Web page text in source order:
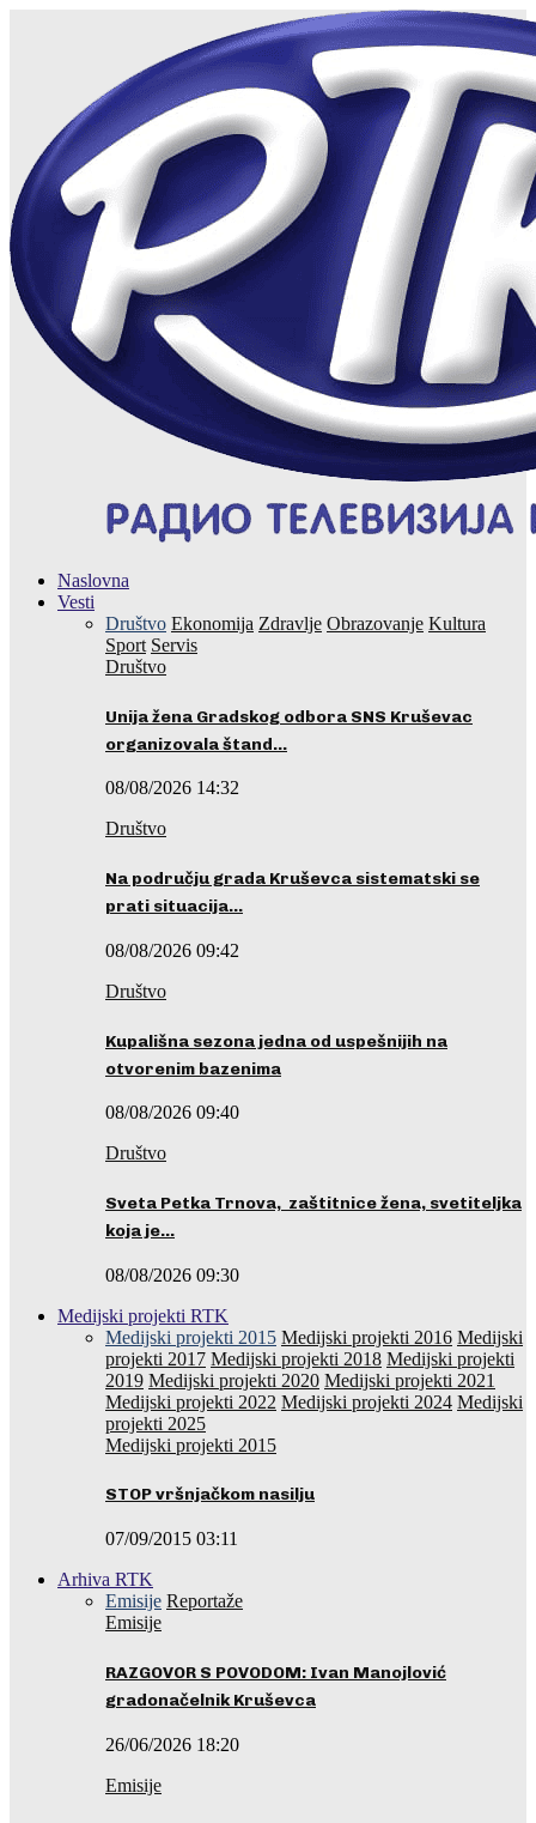
Naslovna
Vesti
Društvo Ekonomija Zdravlje Obrazovanje Kultura
Sport Servis
Društvo
Unija žena Gradskog odbora SNS Kruševac
organizovala štand…
08/08/2026 14:32
Društvo
Na području grada Kruševca sistematski se
prati situacija…
08/08/2026 09:42
Društvo
Kupališna sezona jedna od uspešnijih na
otvorenim bazenima
08/08/2026 09:40
Društvo
Sveta Petka Trnova, zaštitnice žena, svetiteljka
koja je…
08/08/2026 09:30
Medijski projekti RTK
Medijski projekti 2015 Medijski projekti 2016 Medijski
projekti 2017 Medijski projekti 2018 Medijski projekti
2019 Medijski projekti 2020 Medijski projekti 2021
Medijski projekti 2022 Medijski projekti 2024 Medijski
projekti 2025
Medijski projekti 2015
STOP vršnjačkom nasilju
07/09/2015 03:11
Arhiva RTK
Emisije Reportaže
Emisije
RAZGOVOR S POVODOM: Ivan Manojlović
gradonačelnik Kruševca
26/06/2026 18:20
Emisije